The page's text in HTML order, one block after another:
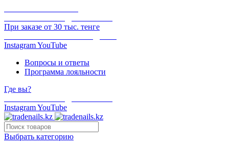
При заказе от 30 тыс. тенге
InstagramYouTube
Вопросы и ответы
Программа лояльности
Где вы?
InstagramYouTube
Выбрать категорию